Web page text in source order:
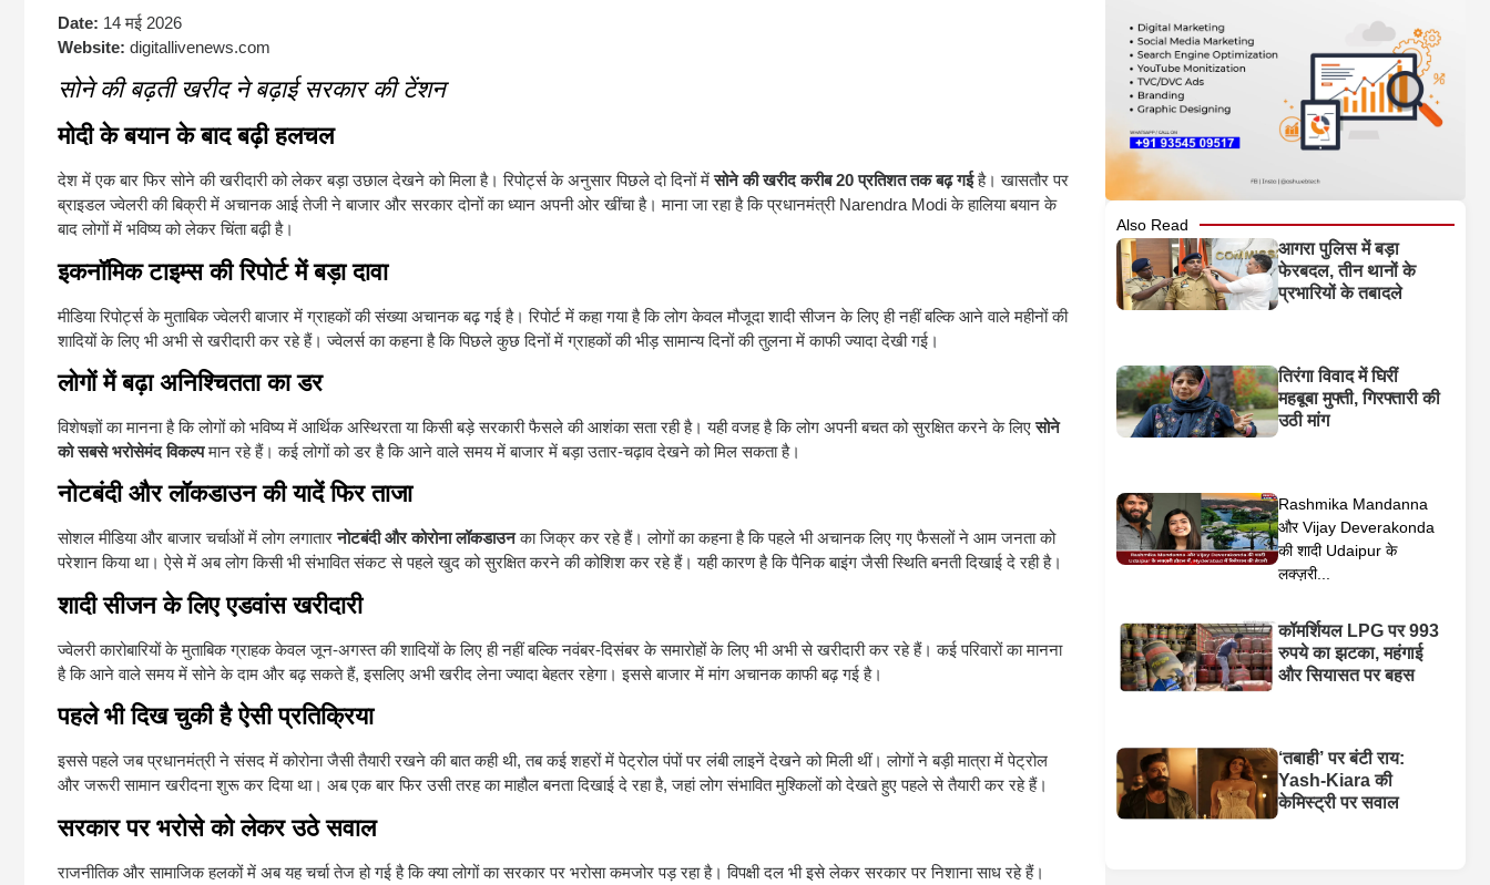
Date: 14 मई 2026
Website: digitallivenews.com
सोने की बढ़ती खरीद ने बढ़ाई सरकार की टेंशन
मोदी के बयान के बाद बढ़ी हलचल
देश में एक बार फिर सोने की खरीदारी को लेकर बड़ा उछाल देखने को मिला है। रिपोर्ट्स के अनुसार पिछले दो दिनों मेंसोने की खरीद करीब 20 प्रतिशत तक बढ़ गईहै। खासतौर पर
ब्राइडल ज्वेलरी की बिक्री में अचानक आई तेजी ने बाजार और सरकार दोनों का ध्यान अपनी ओर खींचा है। माना जा रहा है कि प्रधानमंत्री Narendra Modiके हालिया बयान के
बाद लोगों में भविष्य को लेकर चिंता बढ़ी है।
इकनॉमिक टाइम्स की रिपोर्ट में बड़ा दावा
मीडिया रिपोर्ट्स के मुताबिक ज्वेलरी बाजार में ग्राहकों की संख्या अचानक बढ़ गई है। रिपोर्ट में कहा गया है कि लोग केवल मौजूदा शादी सीजन के लिए ही नहीं बल्कि आने वाले महीनों की
शादियों के लिए भी अभी से खरीदारी कर रहे हैं। ज्वेलर्स का कहना है कि पिछले कुछ दिनों में ग्राहकों की भीड़ सामान्य दिनों की तुलना में काफी ज्यादा देखी गई।
लोगों में बढ़ा अनिश्चितता का डर
विशेषज्ञों का मानना है कि लोगों को भविष्य में आर्थिक अस्थिरता या किसी बड़े सरकारी फैसले की आशंका सता रही है। यही वजह है कि लोग अपनी बचत को सुरक्षित करने के लिएसोने
को सबसे भरोसेमंद विकल्पमान रहे हैं। कई लोगों को डर है कि आने वाले समय में बाजार में बड़ा उतार-चढ़ाव देखने को मिल सकता है।
नोटबंदी और लॉकडाउन की यादें फिर ताजा
सोशल मीडिया और बाजार चर्चाओं में लोग लगातारनोटबंदी और कोरोना लॉकडाउनका जिक्र कर रहे हैं। लोगों का कहना है कि पहले भी अचानक लिए गए फैसलों ने आम जनता को
परेशान किया था। ऐसे में अब लोग किसी भी संभावित संकट से पहले खुद को सुरक्षित करने की कोशिश कर रहे हैं। यही कारण है कि पैनिक बाइंग जैसी स्थिति बनती दिखाई दे रही है।
शादी सीजन के लिए एडवांस खरीदारी
ज्वेलरी कारोबारियों के मुताबिक ग्राहक केवल जून-अगस्त की शादियों के लिए ही नहीं बल्कि नवंबर-दिसंबर के समारोहों के लिए भी अभी से खरीदारी कर रहे हैं। कई परिवारों का मानना
है कि आने वाले समय में सोने के दाम और बढ़ सकते हैं, इसलिए अभी खरीद लेना ज्यादा बेहतर रहेगा। इससे बाजार में मांग अचानक काफी बढ़ गई है।
पहले भी दिख चुकी है ऐसी प्रतिक्रिया
इससे पहले जब प्रधानमंत्री ने संसद में कोरोना जैसी तैयारी रखने की बात कही थी, तब कई शहरों में पेट्रोल पंपों पर लंबी लाइनें देखने को मिली थीं। लोगों ने बड़ी मात्रा में पेट्रोल
और जरूरी सामान खरीदना शुरू कर दिया था। अब एक बार फिर उसी तरह का माहौल बनता दिखाई दे रहा है, जहां लोग संभावित मुश्किलों को देखते हुए पहले से तैयारी कर रहे हैं।
सरकार पर भरोसे को लेकर उठे सवाल
राजनीतिक और सामाजिक हलकों में अब यह चर्चा तेज हो गई है कि क्या लोगों का सरकार पर भरोसा कमजोर पड़ रहा है। विपक्षी दल भी इसे लेकर सरकार पर निशाना साध रहे हैं।
Also Read
आगरा पुलिस में बड़ा
फेरबदल, तीन थानों के
प्रभारियों के तबादले
तिरंगा विवाद में घिरीं
महबूबा मुफ्ती, गिरफ्तारी की
उठी मांग
Rashmika Mandanna
और Vijay Deverakonda
की शादी Udaipur के
लक्ज़री...
कॉमर्शियल LPG पर 993
रुपये का झटका, महंगाई
और सियासत पर बहस
‘तबाही’ पर बंटी राय:
Yash-Kiara की
केमिस्ट्री पर सवाल